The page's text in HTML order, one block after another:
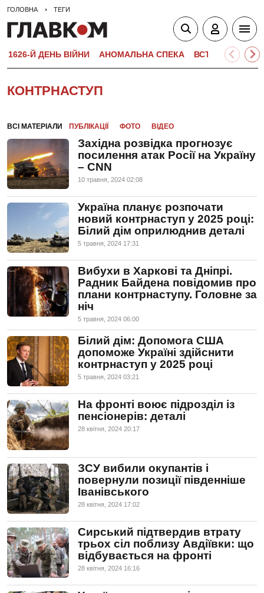
ГОЛОВНА ТЕГИ
1626-Й ДЕНЬ ВІЙНИ АНОМАЛЬНА СПЕКА ВСТУПНА
КОНТРНАСТУП
ВСІ МАТЕРІАЛИ ПУБЛІКАЦІЇ ФОТО ВІДЕО
Західна розвідка прогнозує
посилення атак Росії на Україну
– CNN
10 травня, 2024 02:08
Україна планує розпочати
новий контрнаступ у 2025 році:
Білий дім оприлюднив деталі
5 травня, 2024 17:31
Вибухи в Харкові та Дніпрі.
Радник Байдена повідомив про
плани контрнаступу. Головне за
ніч
5 травня, 2024 06:00
Білий дім: Допомога США
допоможе Україні здійснити
контрнаступ у 2025 році
5 травня, 2024 03:21
На фронті воює підрозділ із
пенсіонерів: деталі
28 квiтня, 2024 20:17
ЗСУ вибили окупантів і
повернули позиції південніше
Іванівського
28 квiтня, 2024 17:02
Сирський підтвердив втрату
трьох сіл поблизу Авдіївки: що
відбувається на фронті
28 квiтня, 2024 16:16